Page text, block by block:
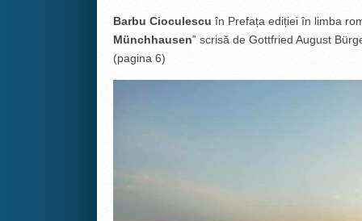
Barbu Cioculescu în Prefața ediției în limba
Münchhausen‟ scrisă de Gottfried August
(pagina 6)